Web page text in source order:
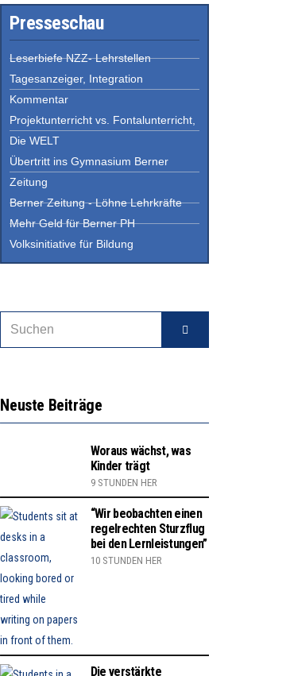
Presseschau
Leserbiefe NZZ- Lehrstellen
Tagesanzeiger, Integration
Kommentar
Projektunterricht vs. Fontalunterricht,
Die WELT
Übertritt ins Gymnasium Berner
Zeitung
Berner Zeitung - Löhne Lehrkräfte
Mehr Geld für Berner PH
Volksinitiative für Bildung
Neuste Beiträge
Woraus wächst, was
Kinder trägt
9 STUNDEN HER
“Wir beobachten einen
regelrechten Sturzflug
bei den Lernleistungen”
10 STUNDEN HER
Die verstärkte